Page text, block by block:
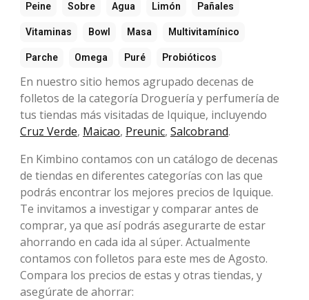
Peine Sobre Agua Limón Pañales
Vitaminas Bowl Masa Multivitamínico
Parche Omega Puré Probióticos
En nuestro sitio hemos agrupado decenas de
folletos de la categoría Droguería y perfumería de
tus tiendas más visitadas de Iquique, incluyendo
Cruz Verde, Maicao, Preunic, Salcobrand.
En Kimbino contamos con un catálogo de decenas
de tiendas en diferentes categorías con las que
podrás encontrar los mejores precios de Iquique.
Te invitamos a investigar y comparar antes de
comprar, ya que así podrás asegurarte de estar
ahorrando en cada ida al súper. Actualmente
contamos con folletos para este mes de Agosto.
Compara los precios de estas y otras tiendas, y
asegúrate de ahorrar: